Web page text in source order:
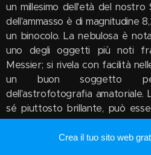
un millesimo dell'età del nostro
dell'ammasso è di magnitudine
un binocolo. La nebulosa è
uno degli oggetti più noti
Messier; si rivela con facilità
un buon soggetto
dell'astrofotografia amatoriale.
sé piuttosto brillante, può
partendo dalla stella γ Scuti
WSW; sebbene sia invisibile
10x50 è più che sufficiente
Crea il tuo sito web